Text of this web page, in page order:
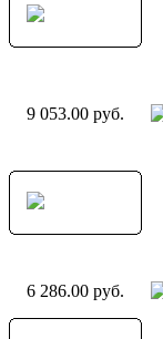
9 053.00 руб.
6 286.00 руб.